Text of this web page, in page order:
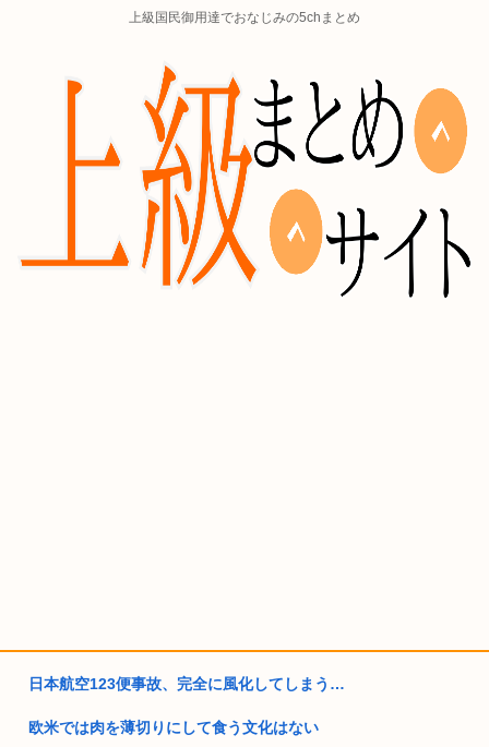
上級国民御用達でおなじみの5chまとめ
日本航空123便事故、完全に風化してしまう…
欧米では肉を薄切りにして食う文化はない